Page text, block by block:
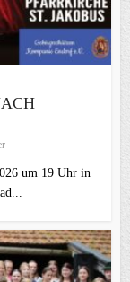
um 19 Uhr in